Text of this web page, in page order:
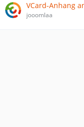
VCard-Anhang
jooomlaa